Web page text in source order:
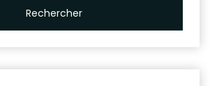
Rechercher